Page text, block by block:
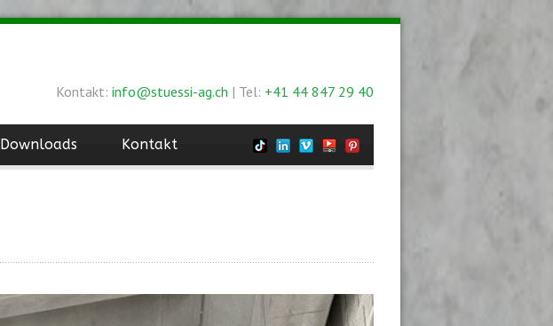
Kontakt: info@stuessi-ag.ch | Tel: +41 44 847 29 40
Downloads Kontakt